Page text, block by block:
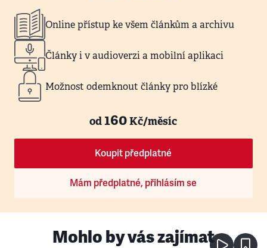
Online přístup ke všem článkům a archivu
Články i v audioverzi a mobilní aplikaci
Možnost odemknout články pro blízké
od160Kč/měsíc
Koupit předplatné
Mám předplatné, přihlásím se
Mohlo by vás zajímat